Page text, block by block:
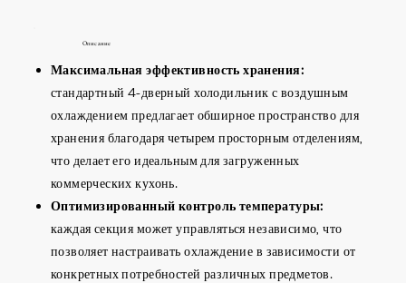
Максимальная эффективность хранения:
стандартный 4-дверный холодильник с воздушным
охлаждением предлагает обширное пространство для
хранения благодаря четырем просторным отделениям,
что делает его идеальным для загруженных
коммерческих кухонь.
Оптимизированный контроль температуры:
каждая секция может управляться независимо, что
позволяет настраивать охлаждение в зависимости от
конкретных потребностей различных предметов.
Описание